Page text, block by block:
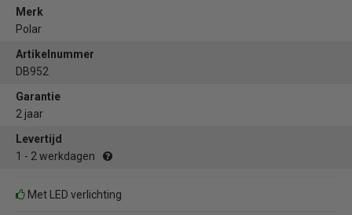
Merk
Polar
Artikelnummer
DB952
Garantie
2 jaar
Levertijd
1 - 2 werkdagen
Met LED verlichting